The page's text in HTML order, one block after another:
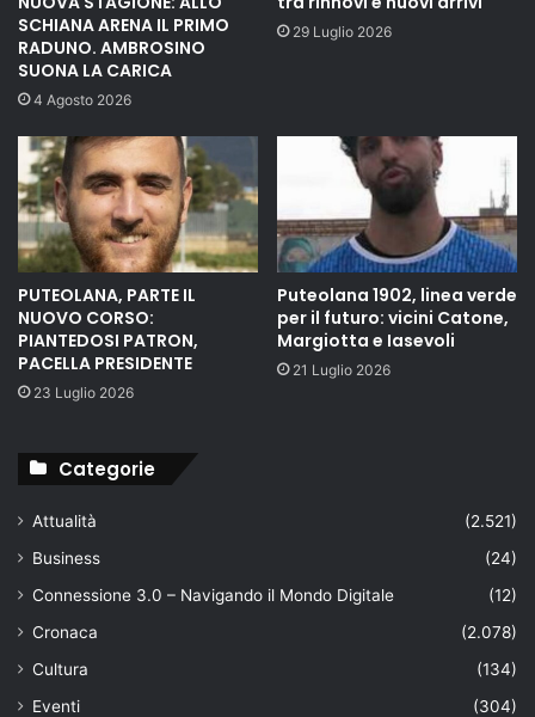
SCHIANA ARENA IL PRIMO
RADUNO. AMBROSINO
SUONA LA CARICA
4 Agosto 2026
29 Luglio 2026
PUTEOLANA, PARTE IL
NUOVO CORSO:
PIANTEDOSI PATRON,
PACELLA PRESIDENTE
23 Luglio 2026
Puteolana 1902, linea verde
per il futuro: vicini Catone,
Margiotta e Iasevoli
21 Luglio 2026
Categorie
Attualità
(2.521)
Business
(24)
Connessione 3.0 – Navigando il Mondo Digitale
(12)
Cronaca
(2.078)
Cultura
(134)
Eventi
(304)